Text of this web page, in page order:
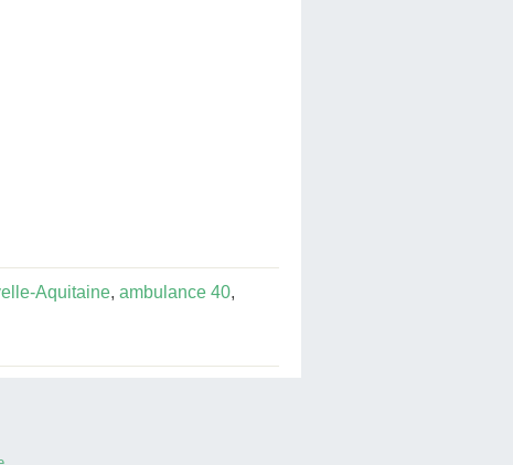
Aquitaine, ambulance 40,